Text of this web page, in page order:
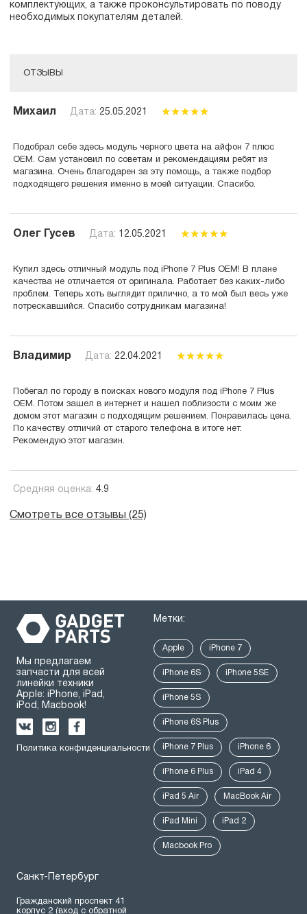
комплектующих, а также проконсультировать по поводу
необходимых покупателям деталей.
ОТЗЫВЫ
Михаил Дата: 25.05.2021
Подобрал себе здесь модуль черного цвета на айфон 7 плюс
ОЕМ. Сам установил по советам и рекомендациям ребят из
магазина. Очень благодарен за эту помощь, а также подбор
подходящего решения именно в моей ситуации. Спасибо.
Олег Гусев Дата: 12.05.2021
Купил здесь отличный модуль под iPhone 7 Plus OEM! В плане
качества не отличается от оригинала. Работает без каких-либо
проблем. Теперь хоть выглядит прилично, а то мой был весь уже
потрескавшийся. Спасибо сотрудникам магазина!
Владимир Дата: 22.04.2021
Побегал по городу в поисках нового модуля под iPhone 7 Plus
OEM. Потом зашел в интернет и нашел поблизости с моим же
домом этот магазин с подходящим решением. Понравилась цена.
По качеству отличий от старого телефона в итоге нет.
Рекомендую этот магазин.
Средняя оценка: 4.9
Смотреть все отзывы (25)
Мы предлагаем
запчасти для всей
линейки техники
Apple: iPhone, iPad,
iPod, Macbook!
Политика конфиденциальности
Метки:
Apple iPhone 7
iPhone 6S iPhone 5SE
iPhone 5S
iPhone 6S Plus
iPhone 7 Plus iPhone 6
iPhone 6 Plus iPad 4
iPad 5 Air MacBook Air
iPad Mini iPad 2
Macbook Pro
Санкт-Петербург
Гражданский проспект 41
корпус 2 (вход с обратной